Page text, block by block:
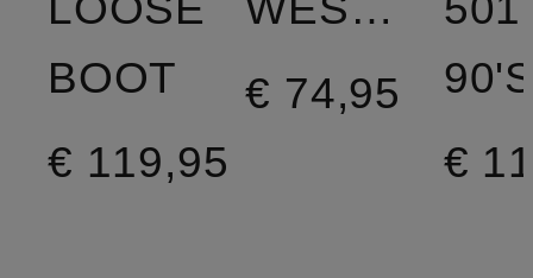
BOOT
€ 119,95
€ 74,95
€